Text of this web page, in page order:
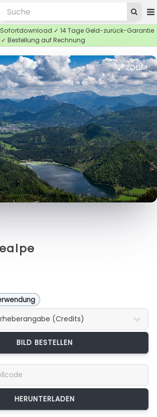
✓ 14 Tage Geld-zurück-Garantie
✓ Bestellung auf Rechnung
ZOOM
BILD BESTELLEN